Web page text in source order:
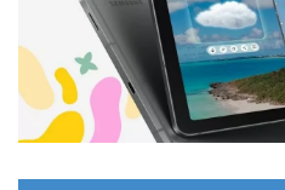
Operadores
Trucos
y
Tutoriales